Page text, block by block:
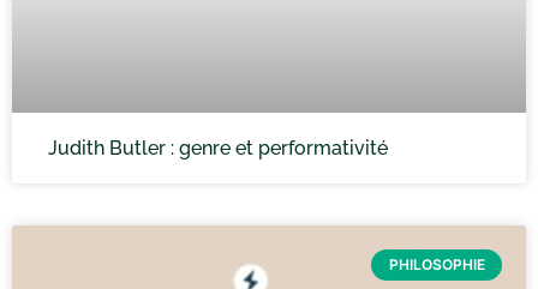
Judith Butler : genre et performativité
PHILOSOPHIE